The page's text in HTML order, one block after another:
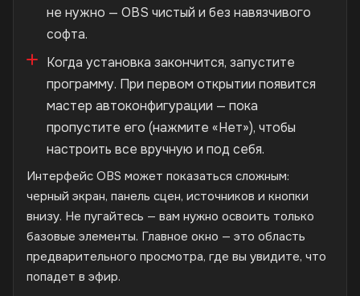
не нужно — OBS чистый и без навязчивого
софта.
Когда установка закончится, запустите
программу. При первом открытии появится
мастер автоконфигурации — пока
пропустите его (нажмите «Нет»), чтобы
настроить все вручную и под себя.
Интерфейс OBS может показаться сложным:
черный экран, панель сцен, источников и кнопки
внизу. Не пугайтесь — вам нужно освоить только
базовые элементы. Главное окно — это область
предварительного просмотра, где вы увидите, что
попадет в эфир.